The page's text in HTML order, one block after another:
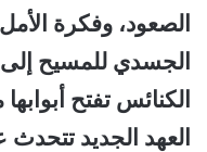
الصعود، وفكرة
الجسدي للمسيح إلى
الكنائس تفتح
العهد الجديد تتحدث